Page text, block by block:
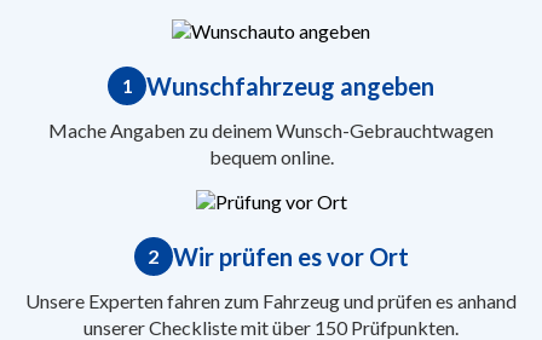
1 Wunschfahrzeug angeben
Mache Angaben zu deinem Wunsch-Gebrauchtwagen
bequem online.
2 Wir prüfen es vor Ort
Unsere Experten fahren zum Fahrzeug und prüfen es anhand
unserer Checkliste mit über 150 Prüfpunkten.